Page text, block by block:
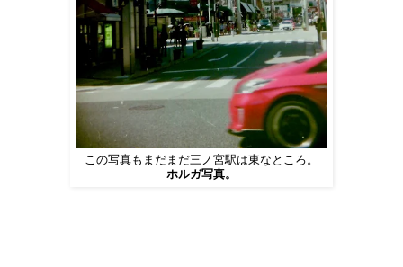
この写真もまだまだ三ノ宮駅は東なところ。
ホルガ写真。